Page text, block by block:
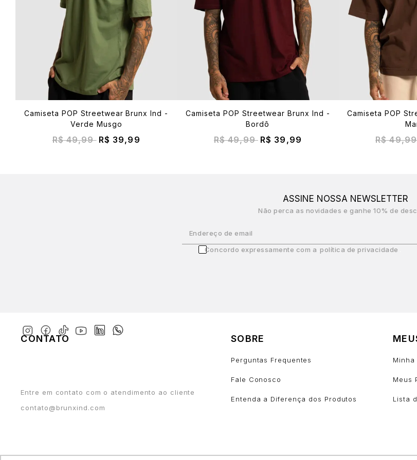
Camiseta POP Streetwear Brunx Ind -
Verde Musgo
R$ 49,99 R$ 39,99
Camiseta POP Streetwear Brunx Ind -
Bordô
R$ 49,99 R$ 39,99
Camiseta POP
R$
ASSINE NOSSA NEWSLETTER
Não perca as novidades e ganhe 10% de
Endereço de email
Concordo expressamente com a política de privacidade
CONTATO
Entre em contato com o atendimento ao cliente
contato@brunxind.com
SOBRE
Perguntas Frequentes
Fale Conosco
Entenda a Diferença dos Produtos
Minha
Meus
Lista